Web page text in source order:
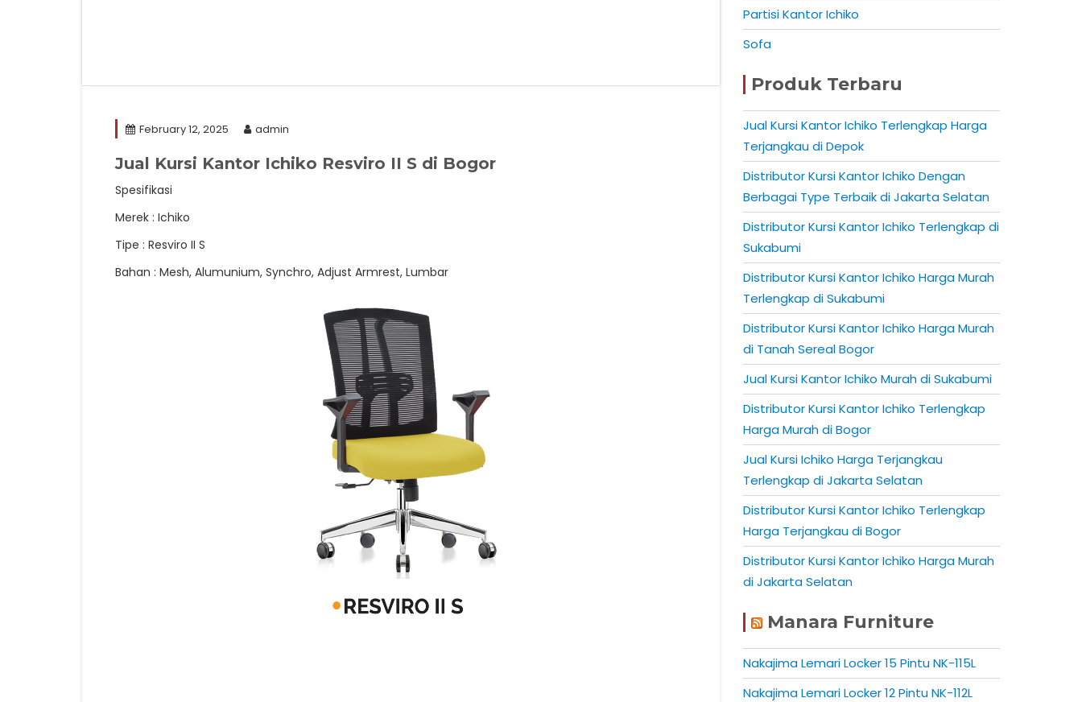
February 12, 2025 admin
Jual Kursi Kantor Ichiko Resviro II S di Bogor
Spesifikasi
Merek : Ichiko
Tipe : Resviro II S
Bahan : Mesh, Alumunium, Synchro, Adjust Armrest, Lumbar
Partisi Kantor Ichiko
Sofa
Produk Terbaru
Jual Kursi Kantor Ichiko Terlengkap Harga
Terjangkau di Depok
Distributor Kursi Kantor Ichiko Dengan
Berbagai Type Terbaik di Jakarta Selatan
Distributor Kursi Kantor Ichiko Terlengkap di
Sukabumi
Distributor Kursi Kantor Ichiko Harga Murah
Terlengkap di Sukabumi
Distributor Kursi Kantor Ichiko Harga Murah
di Tanah Sereal Bogor
Jual Kursi Kantor Ichiko Murah di Sukabumi
Distributor Kursi Kantor Ichiko Terlengkap
Harga Murah di Bogor
Jual Kursi Ichiko Harga Terjangkau
Terlengkap di Jakarta Selatan
Distributor Kursi Kantor Ichiko Terlengkap
Harga Terjangkau di Bogor
Distributor Kursi Kantor Ichiko Harga Murah
di Jakarta Selatan
Manara Furniture
Nakajima Lemari Locker 15 Pintu NK-115L
Nakajima Lemari Locker 12 Pintu NK-112L